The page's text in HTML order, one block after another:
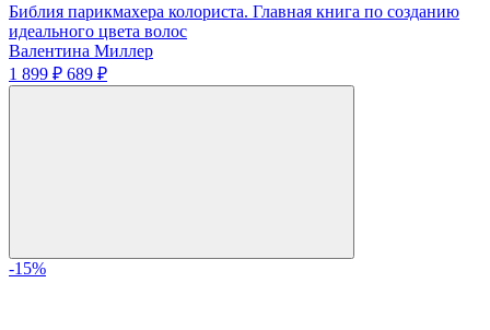
Библия парикмахера колориста. Главная книга по созданию
идеального цвета волос
Валентина Миллер
1 899 ₽ 689 ₽
-15%